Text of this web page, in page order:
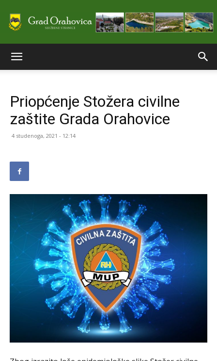
stranice
Priopćenje Stožera civilne
zaštite Grada Orahovice
4 studenoga, 2021 - 12:14